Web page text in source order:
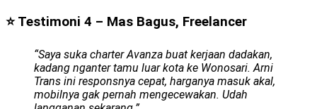
⭐ Testimoni 4 – Mas Bagus, Freelancer
“Saya suka charter Avanza buat kerjaan dadakan,
kadang nganter tamu luar kota ke Wonosari. Arni
Trans ini responsnya cepat, harganya masuk akal,
mobilnya gak pernah mengecewakan. Udah